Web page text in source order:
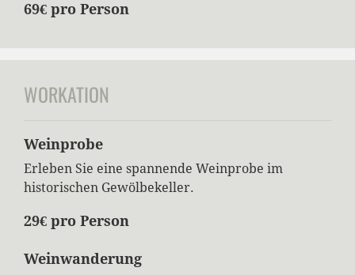
69€ pro Person
WORKATION
Weinprobe
Erleben Sie eine spannende Weinprobe im
historischen Gewölbekeller.
29€ pro Person
Weinwanderung